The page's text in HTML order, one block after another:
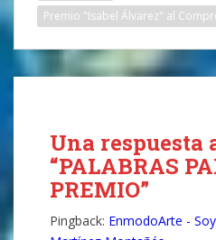
Premio "Isabel Álvarez" al
Una respuesta
“PALABRAS
PREMIO”
Pingback: EnmodoArte -